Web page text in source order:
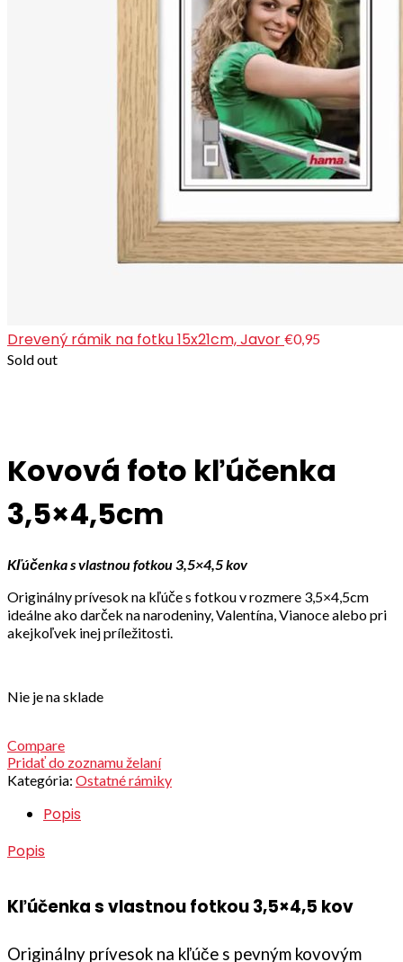
Drevený rámik na fotku 15x21cm, Javor €0,95
Sold out
Kovová foto kľúčenka
3,5×4,5cm
Kľúčenka s vlastnou fotkou 3,5×4,5 kov
Originálny prívesok na kľúče s fotkou v rozmere 3,5×4,5cm
ideálne ako darček na narodeniny, Valentína, Vianoce alebo pri
akejkoľvek inej príležitosti.
Nie je na sklade
Compare
Pridať do zoznamu želaní
Kategória: Ostatné rámiky
Popis
Popis
Kľúčenka s vlastnou fotkou 3,5×4,5 kov
Originálny prívesok na kľúče s pevným kovovým